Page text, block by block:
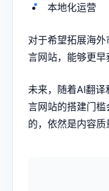
本地化运营
对于希望拓展海
言网站，能够更早
未来，随着AI翻
言网站的搭建门
的，依然是内容质